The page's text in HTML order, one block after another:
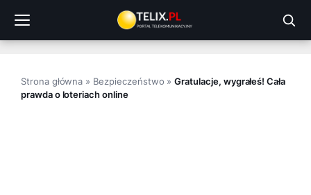
treści
Strona główna » Bezpieczeństwo »Gratulacje, wygrałeś! Cała
prawda o loteriach online